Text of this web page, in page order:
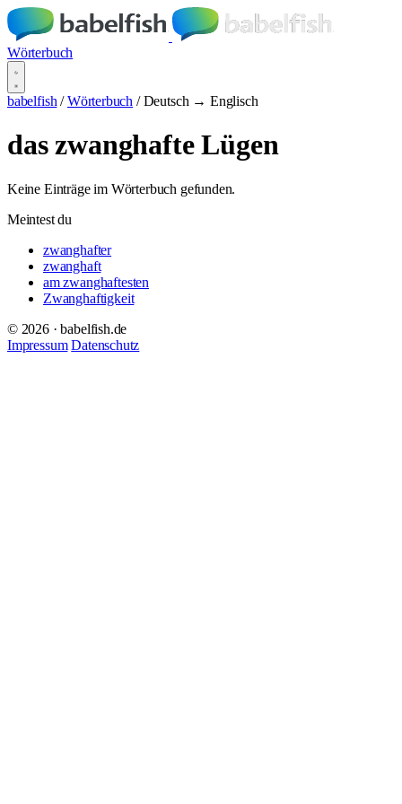
Wörterbuch
babelfish / Wörterbuch / Deutsch → Englisch
das zwanghafte Lügen
Keine Einträge im Wörterbuch gefunden.
Meintest du
zwanghafter
zwanghaft
am zwanghaftesten
Zwanghaftigkeit
© 2026 · babelfish.de
Impressum Datenschutz